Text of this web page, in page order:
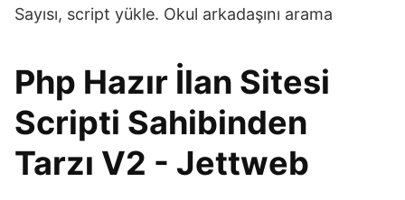
Sayısı, script yükle. Okul arkadaşını arama
Php Hazır İlan Sitesi
Scripti Sahibinden
Tarzı V2 - Jettweb